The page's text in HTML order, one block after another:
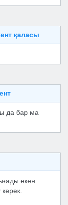
қаласы
да бар ма
екен